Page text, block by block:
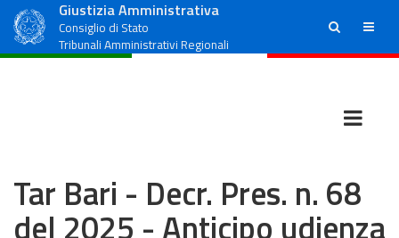
Giustizia Amministrativa
Consiglio di Stato
Tribunali Amministrativi Regionali
ricerca menu
Tar Bari - Decr. Pres. n. 68
del 2025 - Anticipo udienza